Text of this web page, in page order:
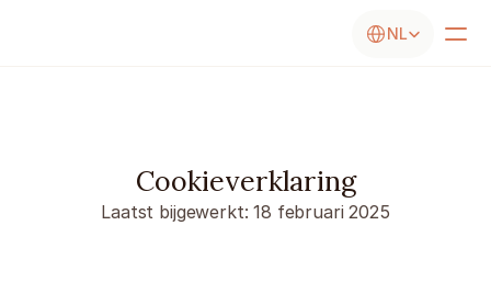
NL
Cookieverklaring
Laatst bijgewerkt: 18 februari 2025